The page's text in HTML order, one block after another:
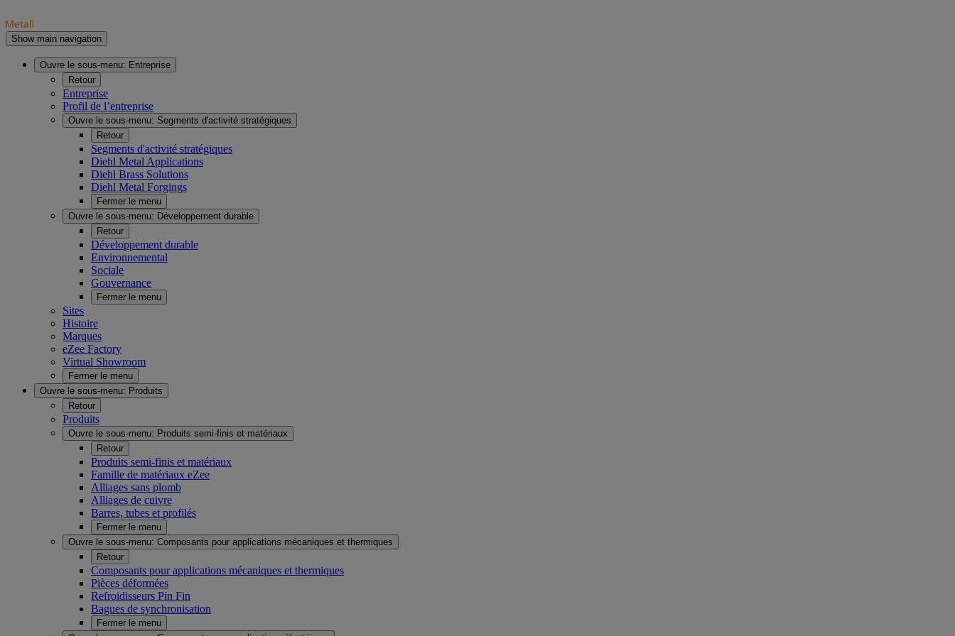
Show main navigation
Ouvre le sous-menu: Entreprise
Retour
Entreprise
Profil de l’entreprise
Ouvre le sous-menu: Segments d'activité stratégiques
Retour
Segments d'activité stratégiques
Diehl Metal Applications
Diehl Brass Solutions
Diehl Metal Forgings
Fermer le menu
Ouvre le sous-menu: Développement durable
Retour
Développement durable
Environnemental
Sociale
Gouvernance
Fermer le menu
Sites
Histoire
Marques
eZee Factory
Virtual Showroom
Fermer le menu
Ouvre le sous-menu: Produits
Retour
Produits
Ouvre le sous-menu: Produits semi-finis et matériaux
Retour
Produits semi-finis et matériaux
Famille de matériaux eZee
Alliages sans plomb
Alliages de cuivre
Barres, tubes et profilés
Fermer le menu
Ouvre le sous-menu: Composants pour applications mécaniques et thermiques
Retour
Composants pour applications mécaniques et thermiques
Pièces déformées
Refroidisseurs Pin Fin
Bagues de synchronisation
Fermer le menu